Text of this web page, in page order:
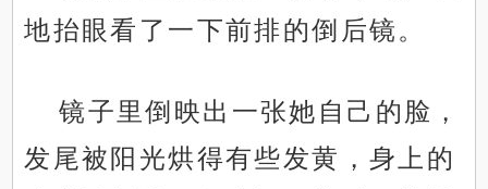
地抬眼看了一下前排的倒后镜。
镜子里倒映出一张她自己的脸，
发尾被阳光烘得有些发黄，身上的